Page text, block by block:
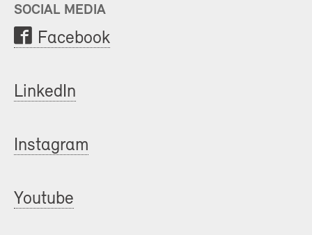
SOCIAL MEDIA
Facebook
LinkedIn
Instagram
Youtube